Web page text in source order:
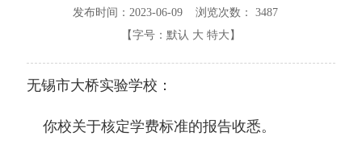
发布时间：2023-06-09 浏览次数：3487
【字号： 默认 大 特大 】
无锡市大桥实验学校：
你校关于核定学费标准的报告收悉。